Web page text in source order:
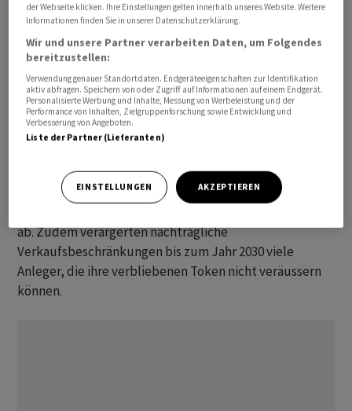
Das Geschäftsmodell folgte dabei stets einem ​ähnlichen
Muster: Die Familie Trump ging kaum finanzielle Risiken
ein, während Familienmitglieder wie Eric Trump und
Donald Trump Jr. die Projekte intensiv bewarben. Das
grösste Projekt dieser Art ist die Plattform World
Liberty Financial. Durch den Verkauf von sogenannten
Governance-Token flossen der Familie Trump mehr als
Käufern ein Mitspracherecht bei bestimmten
Entscheidungen einräumen, verloren ‌jedoch drastisch
ab. Zudem verärgerten nachträgliche
Verkaufsbeschränkungen bis zum Jahr 2030 viele
Anleger, die ihre verbliebenen Token nicht veräussern
können.
der Webseite klicken. Ihre Einstellungen gelten innerhalb unseres Website. Weitere
Informationen finden Sie in unserer Datenschutzerklärung.
Wir und unsere Partner verarbeiten Daten, um Folgendes
bereitzustellen:
Verwendung genauer Standortdaten. Endgeräteeigenschaften zur Identifikation
aktiv abfragen. Speichern von oder Zugriff auf Informationen auf einem Endgerät.
Personalisierte Werbung und Inhalte, Messung von Werbeleistung und der
Performance von Inhalten, Zielgruppenforschung sowie Entwicklung und
Verbesserung von Angeboten.
Liste der Partner (Lieferanten)
EINSTELLUNGEN AKZEPTIEREN